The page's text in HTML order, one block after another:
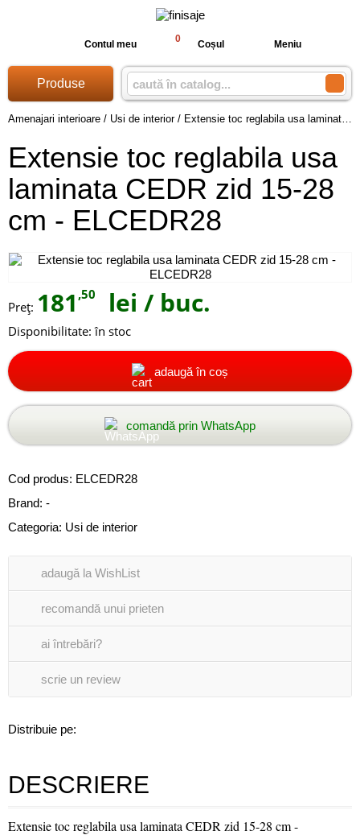
Contul meu 0 Coșul Meniu
Produse
Amenajari interioare / Usi de interior/ Extensie toc reglabila usa laminata CEDR zid 15-28 cm - ELCEDR28
Extensie toc reglabila usa
laminata CEDR zid 15-28
cm - ELCEDR28
Preţ: 181 ,50 lei / buc.
Disponibilitate: în stoc
adaugă în coș
comandă prin WhatsApp
Cod produs: ELCEDR28
Brand: -
Categoria: Usi de interior
adaugă la WishList
recomandă unui prieten
ai întrebări?
scrie un review
Distribuie pe:
DESCRIERE
Extensie toc reglabila usa laminata CEDR zid 15-28 cm -